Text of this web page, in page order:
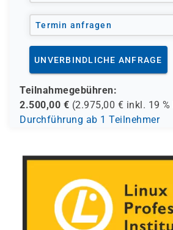
Termin anfragen
UNVERBINDLICHE ANFRAGE
Teilnahmegebühren:
2.500,00 € (2.975,00 € inkl. 19 %
Durchführung ab 1 Teilnehmer